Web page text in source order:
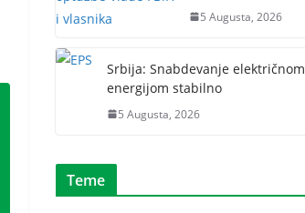
5 Augusta, 2026
Srbija: Snabdevanje električnom
energijom stabilno
5 Augusta, 2026
Teme